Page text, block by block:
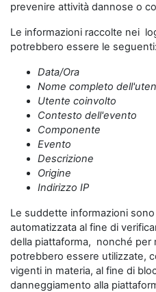
prevenire attività dannose o
Le informazioni raccolte nei
potrebbero essere le seguenti:
Data/Ora
Nome completo
Utente coinvolto
Contesto dell'evento
Componente
Evento
Descrizione
Origine
Indirizzo IP
Le suddette informazioni
automatizzata al fine di
della piattaforma, nonché per
potrebbero essere utilizzate,
vigenti in materia, al fine di
danneggiamento alla